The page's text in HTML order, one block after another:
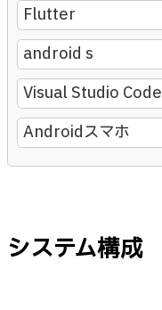
Flutter
android s
Visual Studio Code
Androidスマホ
システム構成